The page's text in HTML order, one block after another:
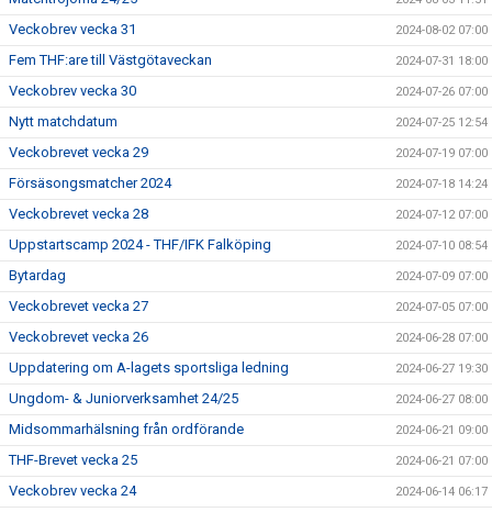
Veckobrev vecka 31 2024-08-02 07:00
Fem THF:are till Västgötaveckan 2024-07-31 18:00
Veckobrev vecka 30 2024-07-26 07:00
Nytt matchdatum 2024-07-25 12:54
Veckobrevet vecka 29 2024-07-19 07:00
Försäsongsmatcher 2024 2024-07-18 14:24
Veckobrevet vecka 28 2024-07-12 07:00
Uppstartscamp 2024 - THF/IFK Falköping 2024-07-10 08:54
Bytardag 2024-07-09 07:00
Veckobrevet vecka 27 2024-07-05 07:00
Veckobrevet vecka 26 2024-06-28 07:00
Uppdatering om A-lagets sportsliga ledning 2024-06-27 19:30
Ungdom- & Juniorverksamhet 24/25 2024-06-27 08:00
Midsommarhälsning från ordförande 2024-06-21 09:00
THF-Brevet vecka 25 2024-06-21 07:00
Veckobrev vecka 24 2024-06-14 06:17